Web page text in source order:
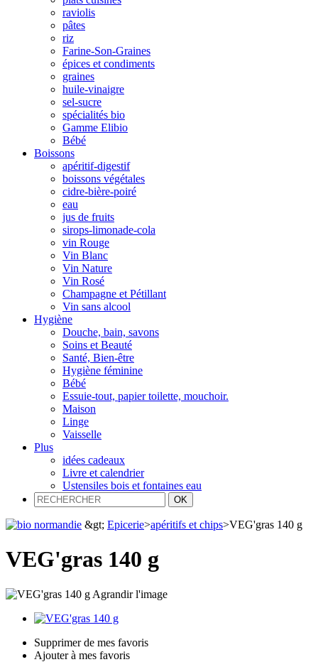
raviolis
pâtes
riz
Farine-Son-Graines
épices et condiments
graines
huile-vinaigre
sel-sucre
spécialités bio
Gamme Elibio
Bébé
Boissons
apéritif-digestif
boissons végétales
cidre-bière-poiré
eau
jus de fruits
sirops-limonade-cola
vin Rouge
Vin Blanc
Vin Nature
Vin Rosé
Champagne et Pétillant
Vin sans alcool
Hygiène
Douche, bain, savons
Soins et Beauté
Santé, Bien-être
Hygiène féminine
Bébé
Essuie-tout, papier toilette, mouchoir.
Maison
Linge
Vaisselle
Plus
idées cadeaux
Livre et calendrier
Ustensiles bois et fontaines eau
&gt; Epicerie>apéritifs et chips>VEG'gras 140 g
VEG'gras 140 g
Agrandir l'image
Supprimer de mes favoris
Ajouter à mes favoris